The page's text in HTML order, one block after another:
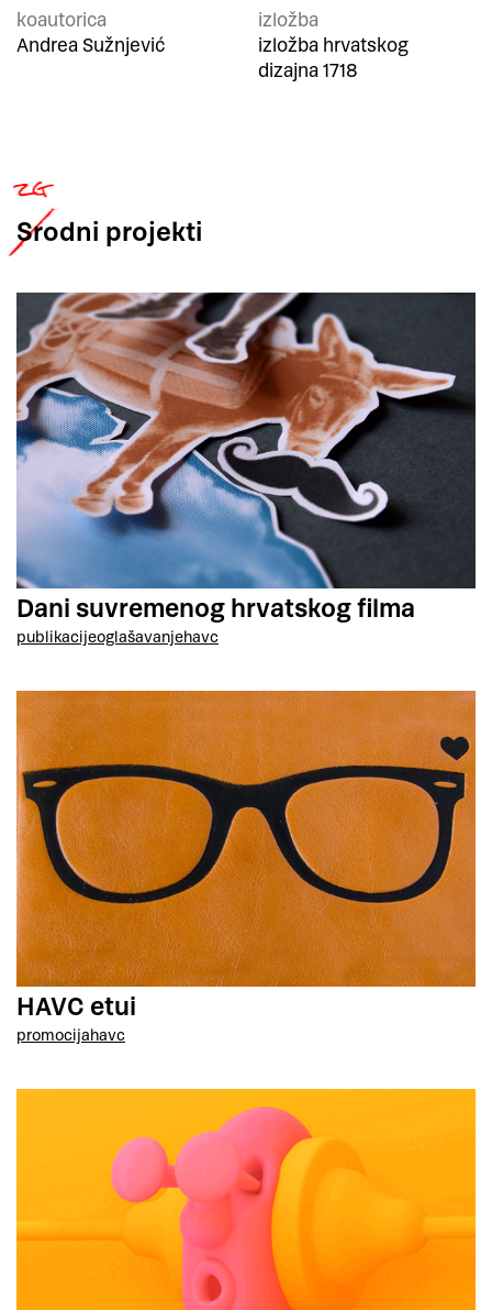
koautorica
Andrea Sužnjević
izložba
izložba hrvatskog
dizajna 1718
Srodni projekti
Dani suvremenog hrvatskog filma
publikacijeoglašavanjehavc
HAVC etui
promocijahavc